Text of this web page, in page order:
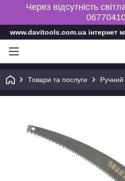
Через відсутність
www.davitools.com.ua інтернет
Товари та послуги Ручний